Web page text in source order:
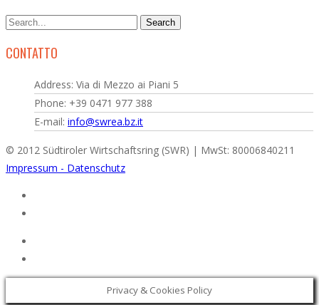
CONTATTO
Address: Via di Mezzo ai Piani 5
Phone: +39 0471 977 388
E-mail: info@swrea.bz.it
© 2012 Südtiroler Wirtschaftsring (SWR) | MwSt: 80006840211
Impressum - Datenschutz
Privacy & Cookies Policy